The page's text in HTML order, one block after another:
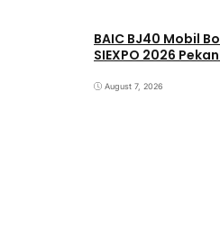
BAIC BJ40 Mobil
SIEXPO 2026
August 7, 2026